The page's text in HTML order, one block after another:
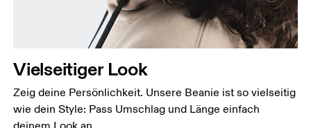
Vielseitiger Look
Zeig deine Persönlichkeit. Unsere Beanie ist so vielseitig
wie dein Style: Pass Umschlag und Länge einfach